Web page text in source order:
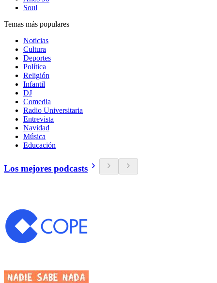
Soul
Temas más populares
Noticias
Cultura
Deportes
Política
Religión
Infantil
DJ
Comedia
Radio Universitaria
Entrevista
Navidad
Música
Educación
Los mejores podcasts